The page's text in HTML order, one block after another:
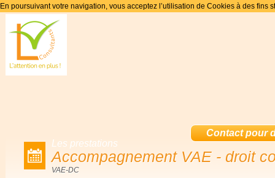
En poursuivant votre navigation, vous acceptez l’utilisation de Cookies à des fins
Contact pour
Les prestations
Accompagnement VAE - droit
VAE-DC